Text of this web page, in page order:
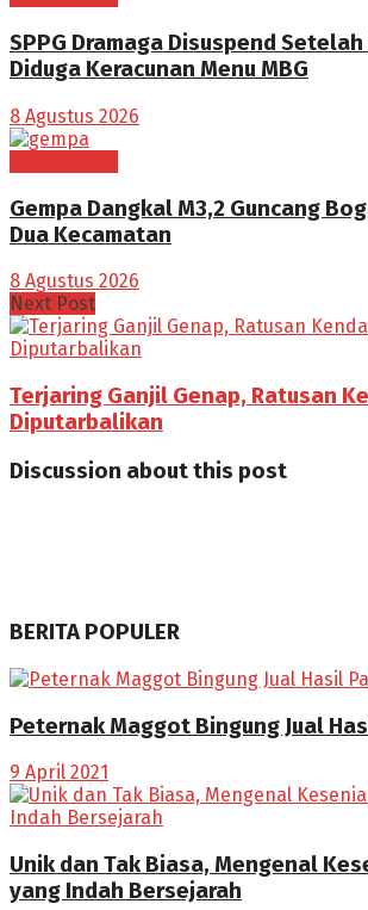
SPPG Dramaga Disuspend
Diduga Keracunan Menu MBG
8 Agustus 2026
Gempa Dangkal M3,2 Guncang
Dua Kecamatan
8 Agustus 2026
Next Post
Terjaring Ganjil Genap, Ratusan
Diputarbalikan
Discussion about this post
BERITA POPULER
Peternak Maggot Bingung Jual
9 April 2021
Unik dan Tak Biasa, Mengenal
yang Indah Bersejarah